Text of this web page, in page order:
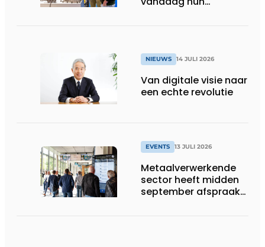
NIEUWS 14 JULI 2026
Van digitale visie naar
een echte revolutie
EVENTS 13 JULI 2026
Metaalverwerkende
sector heeft midden
september afspraak